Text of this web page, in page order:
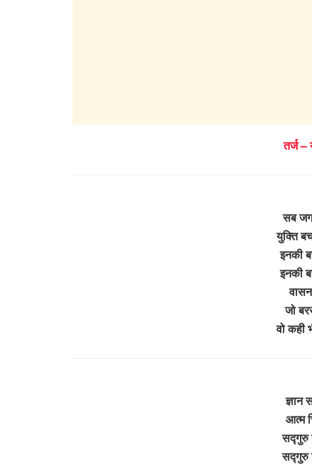
तर्ज –
सब
युक्ति
इनकी
इनकी
जो
वो कही
ज्ञान
आत्म
सद्गुरु
सद्गुरु